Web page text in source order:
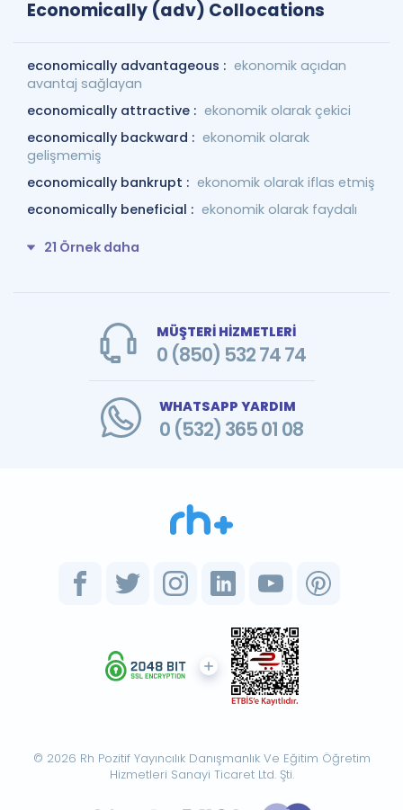
Economically (adv) Collocations
economically advantageous : ekonomik açıdan
avantaj sağlayan
economically attractive : ekonomik olarak çekici
economically backward : ekonomik olarak
gelişmemiş
economically bankrupt : ekonomik olarak iflas etmiş
economically beneficial : ekonomik olarak faydalı
21 Örnek daha
MÜŞTERİ HİZMETLERİ
0 (850) 532 74 74
WHATSAPP YARDIM
0 (532) 365 01 08
© 2026 Rh Pozitif Yayıncılık Danışmanlık Ve Eğitim Öğretim
Hizmetleri Sanayi Ticaret Ltd. Şti.